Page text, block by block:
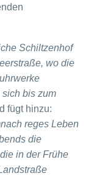
Schiltzenhof
wo die
bis zum
fügt hinzu:
reges Leben
die
in der Frühe